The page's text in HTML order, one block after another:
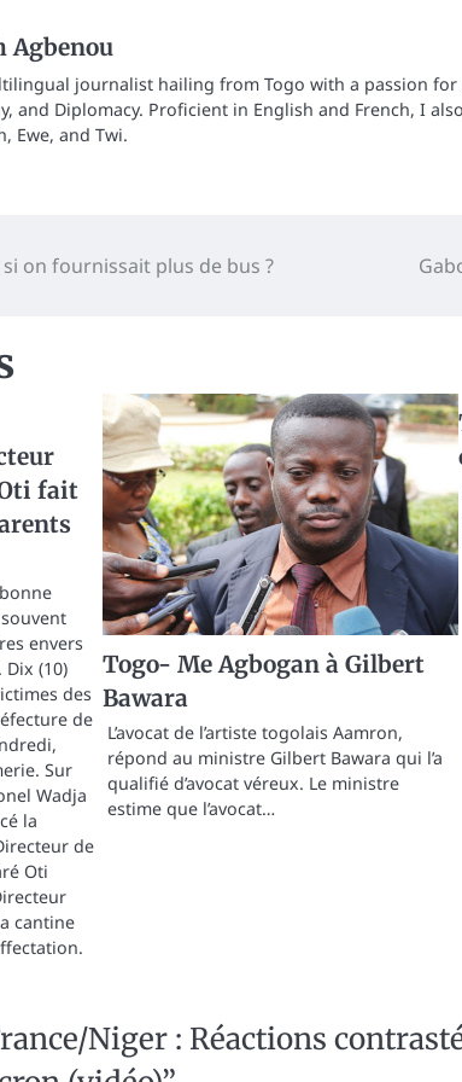
Agbenou
journalist hailing from Togo with a passion
and Diplomacy. Proficient in English and French, I
Ewe, and Twi.
on fournissait plus de bus ?
fait
envers
(10)
des
de
Sur
Wadja
la
de
Oti
cantine
Togo- Me Agbogan à Gilbert
Bawara
L’avocat de l’artiste togolais Aamron,
répond au ministre Gilbert Bawara qui l’a
qualifié d’avocat véreux. Le ministre
estime que l’avocat…
Niger : Réactions